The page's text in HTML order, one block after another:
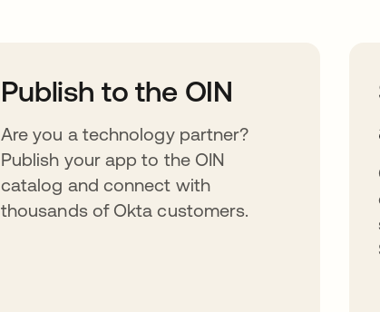
Publish to the OIN
Are you a technology partner?
Publish your app to the OIN
catalog and connect with
thousands of Okta customers.